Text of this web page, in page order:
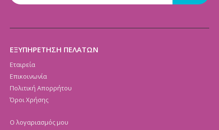
ΕΞΥΠΗΡΕΤΗΣΗ ΠΕΛΑΤΩΝ
Εταιρεία
Επικοινωνία
Πολιτική Απορρήτου
Όροι Χρήσης
Ο λογαριασμός μου